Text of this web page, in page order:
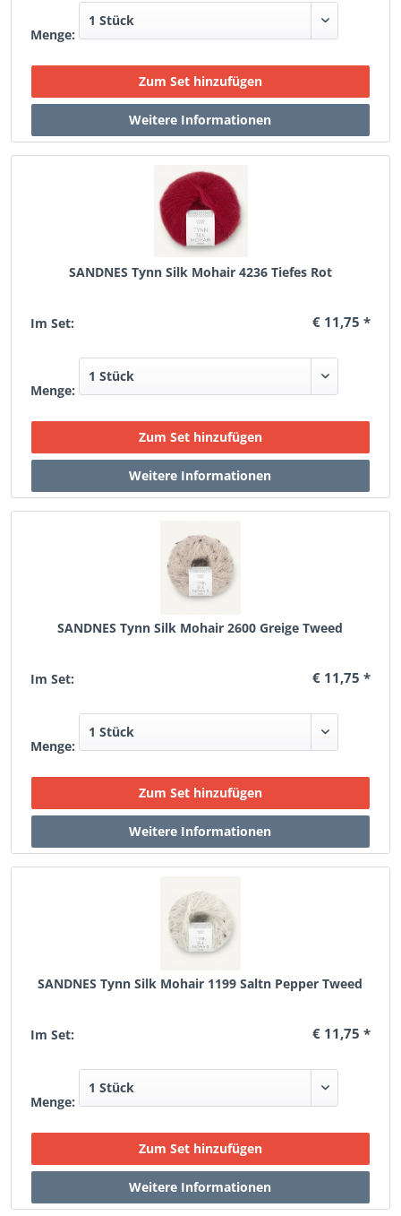
Menge:
SANDNES Tynn Silk Mohair 4236 Tiefes Rot
Im Set: € 11,75 *
Menge:
SANDNES Tynn Silk Mohair 2600 Greige Tweed
Im Set: € 11,75 *
Menge:
SANDNES Tynn Silk Mohair 1199 Saltn Pepper Tweed
Im Set: € 11,75 *
Menge: